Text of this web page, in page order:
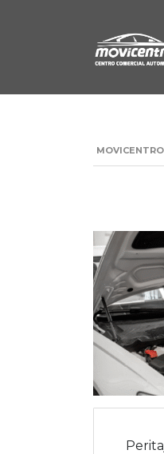
MOVICENTRO